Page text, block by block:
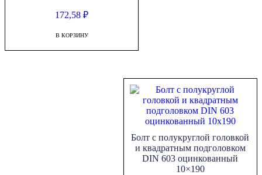
172,58₽
В КОРЗИНУ
Болт с полукруглой головкой
и квадратным подголовком
DIN 603 оцинкованный
10×190